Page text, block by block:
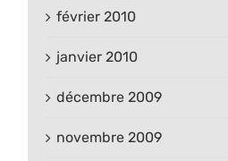
février 2010
janvier 2010
décembre 2009
novembre 2009